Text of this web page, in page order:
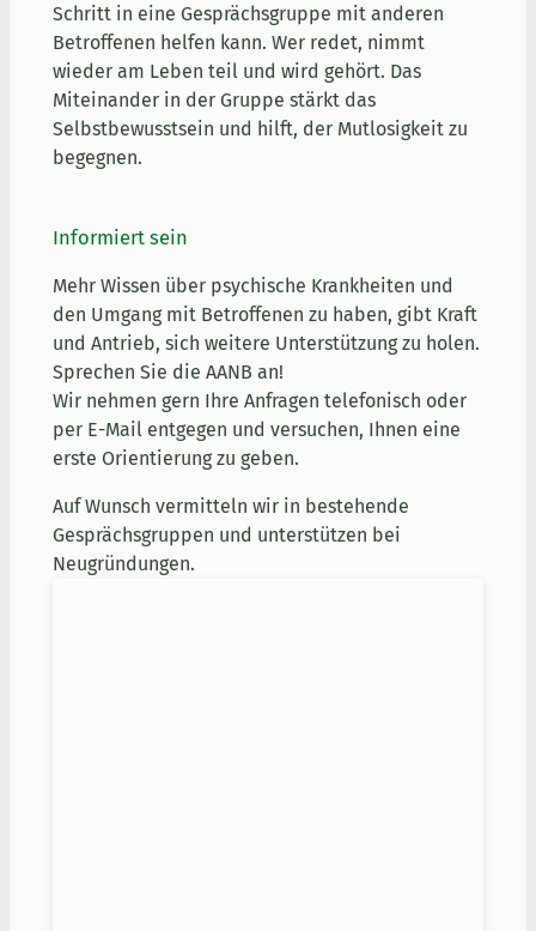
Schritt in eine Gesprächsgruppe mit anderen
Betroffenen helfen kann. Wer redet, nimmt
wieder am Leben teil und wird gehört. Das
Miteinander in der Gruppe stärkt das
Selbstbewusstsein und hilft, der Mutlosigkeit zu
begegnen.
Informiert sein
Mehr Wissen über psychische Krankheiten und
den Umgang mit Betroffenen zu haben, gibt Kraft
und Antrieb, sich weitere Unterstützung zu holen.
Sprechen Sie die AANB an!
Wir nehmen gern Ihre Anfragen telefonisch oder
per E-Mail entgegen und versuchen, Ihnen eine
erste Orientierung zu geben.
Auf Wunsch vermitteln wir in bestehende
Gesprächsgruppen und unterstützen bei
Neugründungen.